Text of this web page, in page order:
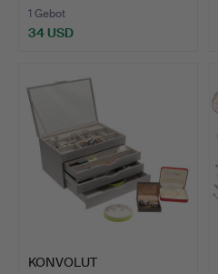
1 Gebot
34 USD
KONVOLUT